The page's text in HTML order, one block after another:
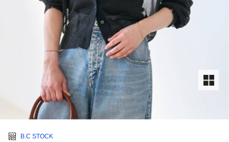
B.C STOCK